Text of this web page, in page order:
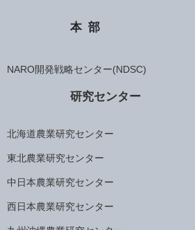
本部
NARO開発戦略センター(NDSC)
研究センター
北海道農業研究センター
東北農業研究センター
中日本農業研究センター
西日本農業研究センター